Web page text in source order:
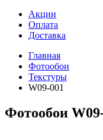
Акции
Оплата
Доставка
Главная
Фотообои
Текстуры
W09-001
Фотообои